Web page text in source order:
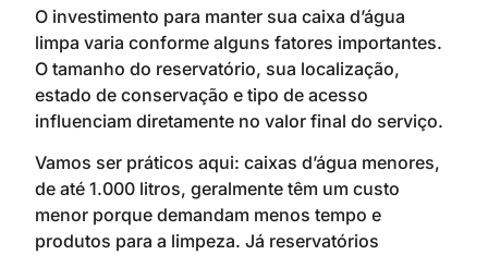
O investimento para manter sua caixa d’água
limpa varia conforme alguns fatores importantes.
O tamanho do reservatório, sua localização,
estado de conservação e tipo de acesso
influenciam diretamente no valor final do serviço.
Vamos ser práticos aqui: caixas d’água menores,
de até 1.000 litros, geralmente têm um custo
menor porque demandam menos tempo e
produtos para a limpeza. Já reservatórios